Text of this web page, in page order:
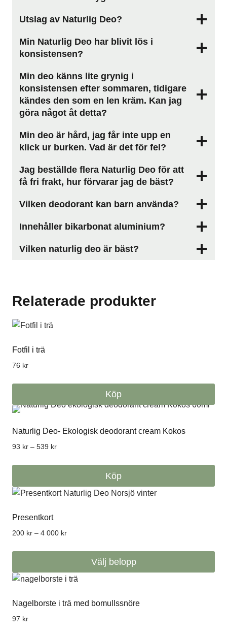
Utslag av Naturlig Deo?
Min Naturlig Deo har blivit lös i
konsistensen?
Min deo känns lite grynig i
konsistensen efter sommaren, tidigare
kändes den som en len kräm. Kan jag
göra något åt detta?
Min deo är hård, jag får inte upp en
klick ur burken. Vad är det för fel?
Jag beställde flera Naturlig Deo för att
få fri frakt, hur förvarar jag de bäst?
Vilken deodorant kan barn använda?
Innehåller bikarbonat aluminium?
Vilken naturlig deo är bäst?
Relaterade produkter
Fotfil i trä
76 kr
Köp
Naturlig Deo- Ekologisk deodorant cream Kokos
93 kr – 539 krPrisintervall:
Köp
Den
produkten
har
olika
kan
väljas
Presentkort
200 kr – 4 000 krPrisintervall:
till
000 kr
Välj belopp
Nagelborste i trä med bomullssnöre
97 kr